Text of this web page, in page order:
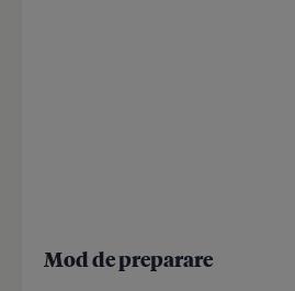
Mod de preparare